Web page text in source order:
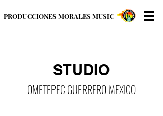
PRODUCCIONES MORALES MUSIC
STUDIO
OMETEPEC GUERRERO MEXICO